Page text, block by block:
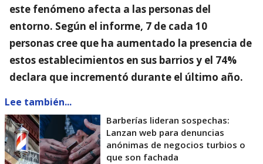
este fenómeno afecta a las personas del
entorno. Según el informe, 7 de cada 10
personas cree que ha aumentado la presencia de
estos establecimientos en sus barrios y el 74%
declara que incrementó durante el último año.
Lee también...
Barberías lideran sospechas:
Lanzan web para denuncias
anónimas de negocios turbios o
que son fachada